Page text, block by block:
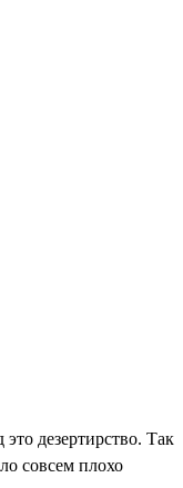
дезертирство. Так
совсем плохо